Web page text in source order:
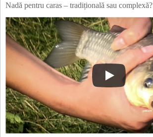
Nadă pentru caras – tradițională sau complexă?